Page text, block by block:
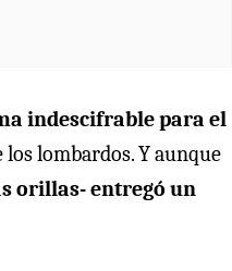
indescifrable para el
lombardos. Y aunque
orillas- entregó un